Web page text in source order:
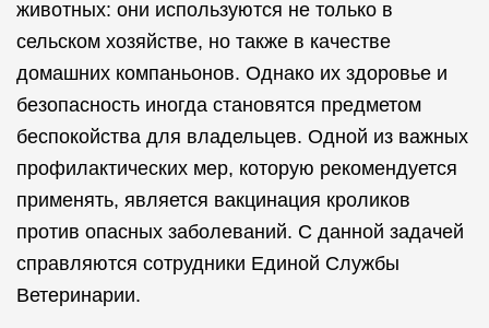
животных: они используются не только в
сельском хозяйстве, но также в качестве
домашних компаньонов. Однако их здоровье и
безопасность иногда становятся предметом
беспокойства для владельцев. Одной из важных
профилактических мер, которую рекомендуется
применять, является вакцинация кроликов
против опасных заболеваний. С данной задачей
справляются сотрудники Единой Службы
Ветеринарии.